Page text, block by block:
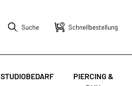
Suche Schnellbestellung
STUDIOBEDARF
PIERCING &